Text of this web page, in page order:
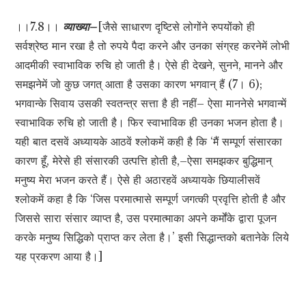
।।7.8।। व्याख्या– [जैसे साधारण दृष्टिसे लोगोंने रुपयोंको ही
सर्वश्रेष्ठ मान रखा है तो रुपये पैदा करने और उनका संग्रह करनेमें लोभी
आदमीकी स्वाभाविक रुचि हो जाती है। ऐसे ही देखने, सुनने, मानने और
समझनेमें जो कुछ जगत् आता है उसका कारण भगवान् हैं (7। 6);
भगवान्के सिवाय उसकी स्वतन्त्र सत्ता है ही नहीं– ऐसा माननेसे भगवान्में
स्वाभाविक रुचि हो जाती है। फिर स्वाभाविक ही उनका भजन होता है।
यही बात दसवें अध्यायके आठवें श्लोकमें कही है कि ‘मैं सम्पूर्ण संसारका
कारण हूँ, मेरेसे ही संसारकी उत्पत्ति होती है,–ऐसा समझकर बुद्धिमान्
मनुष्य मेरा भजन करते हैं। ऐसे ही अठारहवें अध्यायके छियालीसवें
श्लोकमें कहा है कि ‘जिस परमात्मासे सम्पूर्ण जगत्की प्रवृत्ति होती है और
जिससे सारा संसार व्याप्त है, उस परमात्माका अपने कर्मोंके द्वारा पूजन
करके मनुष्य सिद्धिको प्राप्त कर लेता है।’ इसी सिद्धान्तको बतानेके लिये
यह प्रकरण आया है।]